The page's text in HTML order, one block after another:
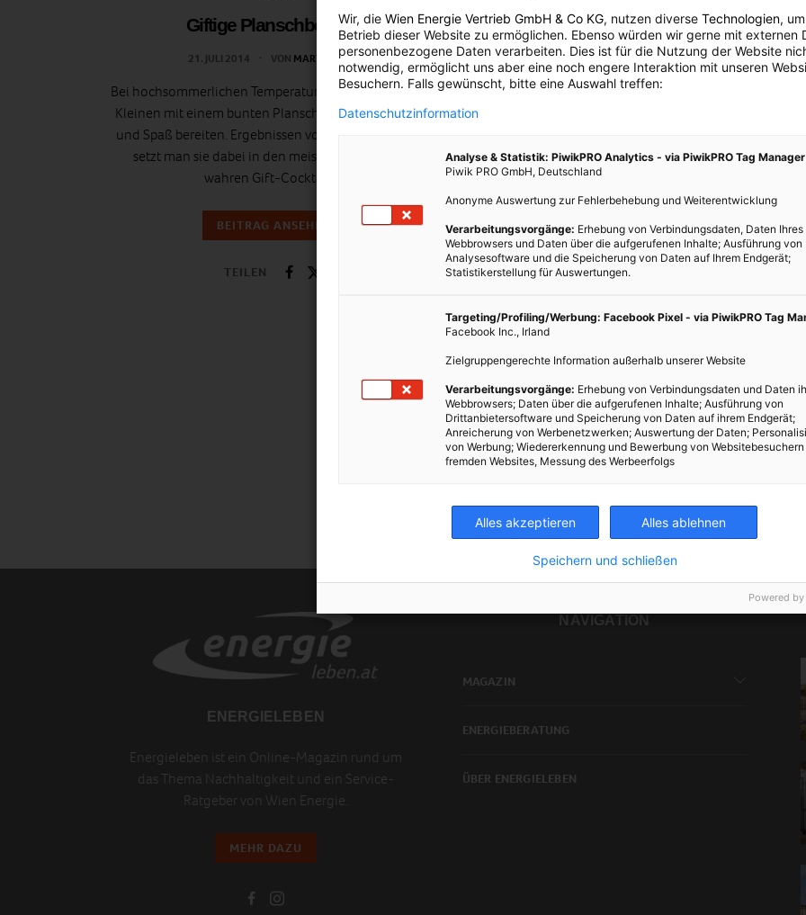
Giftige Planschbecken
21. JULI 2014 VON MARTINA LIEL
Bei hochsommerlichen Temperaturen möchte man den
Kleinen mit einem bunten Planschbecken Abkühlung
und Spaß bereiten. Ergebnissen von Öko-Test zufolge
setzt man sie dabei in den meisten Fällen einem
wahren Gift-Cocktail…
BEITRAG ANSEHEN
TEILEN
ENERGIELEBEN
Energieleben ist ein Online-Magazin rund um
das Thema Nachhaltigkeit und ein Service-
Ratgeber von Wien Energie.
MEHR DAZU
NAVIGATION
MAGAZIN
ENERGIEBERATUNG
ÜBER ENERGIELEBEN
Wir, die Wien Energie Vertrieb GmbH & Co KG, nutzen diverse Technologien,
Betrieb dieser Website zu ermöglichen. Ebenso würden wir gerne mit externen
personenbezogene Daten verarbeiten. Dies ist für die Nutzung der Website
notwendig, ermöglicht uns aber eine noch engere Interaktion mit unseren
Besuchern. Falls gewünscht, bitte eine Auswahl treffen:
Datenschutzinformation
Analyse & Statistik: PiwikPRO Analytics - via PiwikPRO Tag Manager
Piwik PRO GmbH, Deutschland
Anonyme Auswertung zur Fehlerbehebung und Weiterentwicklung
Verarbeitungsvorgänge: Erhebung von Verbindungsdaten, Daten Ihres
Webbrowsers und Daten über die aufgerufenen Inhalte; Ausführung von
Analysesoftware und die Speicherung von Daten auf Ihrem Endgerät;
Statistikerstellung für Auswertungen.
Targeting/Profiling/Werbung: Facebook Pixel - via PiwikPRO Tag
Facebook Inc., Irland
Zielgruppengerechte Information außerhalb unserer Website
Verarbeitungsvorgänge: Erhebung von Verbindungsdaten und Daten
Webbrowsers; Daten über die aufgerufenen Inhalte; Ausführung von
Drittanbietersoftware und Speicherung von Daten auf ihrem Endgerät;
Anreicherung von Werbenetzwerken; Auswertung der Daten;
von Werbung; Wiedererkennung und Bewerbung von
fremden Websites, Messung des Werbeerfolgs
Alles akzeptieren Alles ablehnen
Speichern und schließen
Powered by